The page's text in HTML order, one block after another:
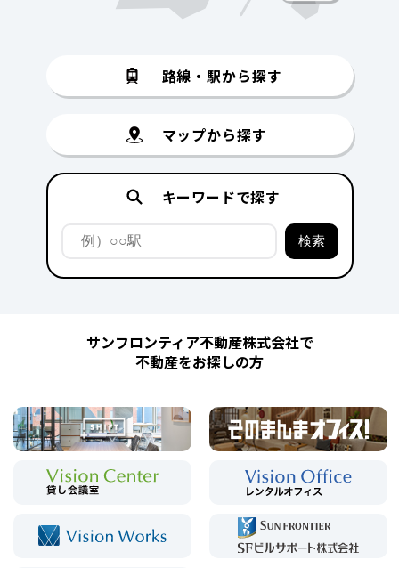
路線・駅から探す
マップから探す
キーワードで探す
サンフロンティア不動産株式会社で
不動産をお探しの方